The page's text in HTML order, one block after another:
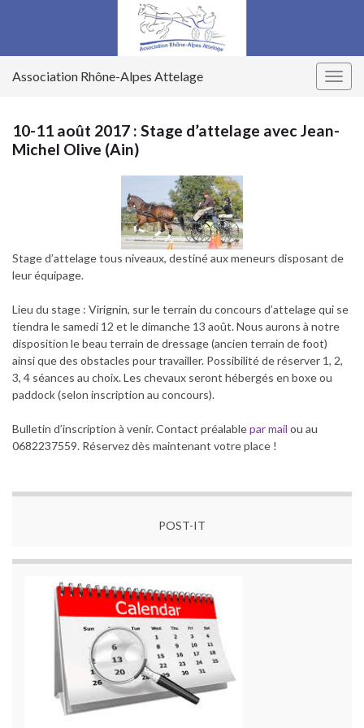
Association Rhône-Alpes Attelage
10-11 août 2017 : Stage d’attelage avec Jean-
Michel Olive (Ain)
Stage d’attelage tous niveaux, destiné aux meneurs disposant de
leur équipage.
Lieu du stage : Virignin, sur le terrain du concours d’attelage qui se
tiendra le samedi 12 et le dimanche 13 août. Nous aurons à notre
disposition le beau terrain de dressage (ancien terrain de foot)
ainsi que des obstacles pour travailler. Possibilité de réserver 1, 2,
3, 4 séances au choix. Les chevaux seront hébergés en boxe ou
paddock (selon inscription au concours).
Bulletin d’inscription à venir. Contact préalablepar mail ou au
0682237559. Réservez dès maintenant votre place !
POST-IT